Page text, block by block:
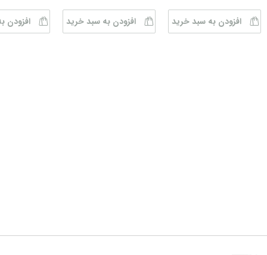
افزودن به سبد خرید افزودن به سبد خرید افزودن